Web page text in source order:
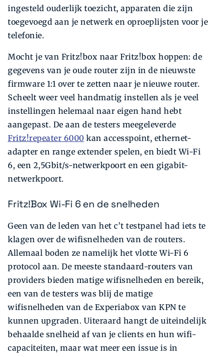
ingesteld ouderlijk toezicht, apparaten die zijn
toegevoegd aan je netwerk en oproeplijsten voor je
telefonie.
Mocht je van Fritz!box naar Fritz!box hoppen: de
gegevens van je oude router zijn in de nieuwste
firmware 1:1 over te zetten naar je nieuwe router.
Scheelt weer veel handmatig instellen als je veel
instellingen helemaal naar eigen hand hebt
aangepast. De aan de testers meegeleverde
Fritz!repeater 6000 kan accesspoint, ethernet-
adapter en range extender spelen, en biedt Wi-Fi
6, een 2,5Gbit/s-netwerkpoort en een gigabit-
netwerkpoort.
Fritz!Box Wi-Fi 6 en de snelheden
Geen van de leden van het c’t testpanel had iets te
klagen over de wifisnelheden van de routers.
Allemaal boden ze namelijk het vlotte Wi-Fi 6
protocol aan. De meeste standaard-routers van
providers bieden matige wifisnelheden en bereik,
een van de testers was blij de matige
wifisnelheden van de Experiabox van KPN te
kunnen upgraden. Uiteraard hangt de uiteindelijk
behaalde snelheid af van je clients en hun wifi-
capaciteiten, maar wat meer een issue is in